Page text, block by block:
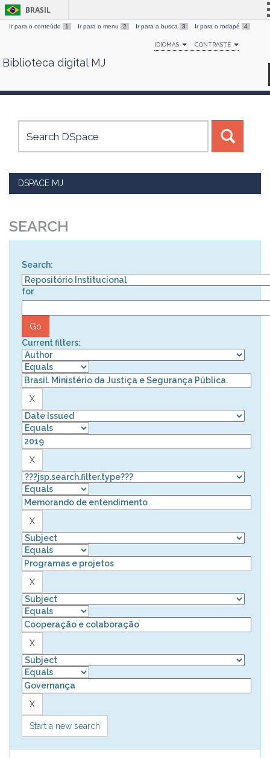
Skip
BRASIL
Simplifique!
Comunica BR
Canais
Ir para o conteúdo 1 Ir para o menu 2 Ir para a busca 3 Ir para o rodapé 4
IDIOMAS CONTRASTE
Biblioteca digital MJ
DSPACE MJ
SEARCH
Search:
for
Current filters:
Start a new search